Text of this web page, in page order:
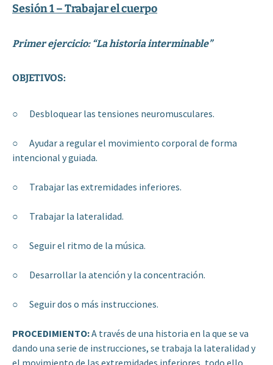
Sesión 1 – Trabajar el cuerpo
Primer ejercicio: “La historia interminable”
OBJETIVOS:
○ Desbloquear las tensiones neuromusculares.
○ Ayudar a regular el movimiento corporal de forma
intencional y guiada.
○ Trabajar las extremidades inferiores.
○ Trabajar la lateralidad.
○ Seguir el ritmo de la música.
○ Desarrollar la atención y la concentración.
○ Seguir dos o más instrucciones.
PROCEDIMIENTO:A través de una historia en la que se va
dando una serie de instrucciones, se trabaja la lateralidad y
el movimiento de las extremidades inferiores, todo ello